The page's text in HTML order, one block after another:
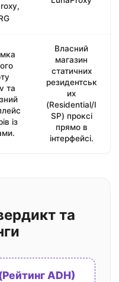
та
із
Власний
магазин
статичних
резидентськ
их
(Residential/I
SP) проксі
прямо в
інтерфейсі.
та
ADH)